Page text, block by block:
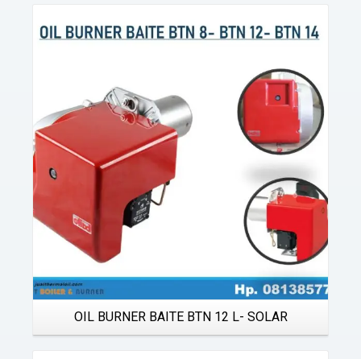
OIL BURNER BAITE BTN 12 L- SOLAR